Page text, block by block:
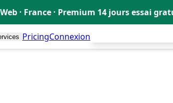
Web · France · Premium 14 jours essai
PricingConnexion